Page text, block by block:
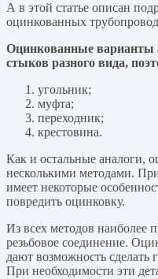
А в этой статье описан
оцинкованных
Оцинкованные
стыков разного вида,
угольник;
муфта;
переходник;
крестовина.
Как и остальные аналоги,
несколькими методами.
имеет некоторые
повредить оцинковку.
Из всех методов наиболее
резьбовое соединение.
дают возможность
При необходимости эти